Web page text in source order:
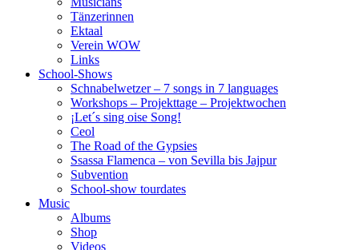
Tänzerinnen
Ektaal
Verein WOW
Links
School-Shows
Schnabelwetzer – 7 songs in 7 languages
Workshops – Projekttage – Projektwochen
¡Let´s sing oise Song!
Ceol
The Road of the Gypsies
Ssassa Flamenca – von Sevilla bis Jajpur
Subvention
School-show tourdates
Music
Albums
Shop
Videos